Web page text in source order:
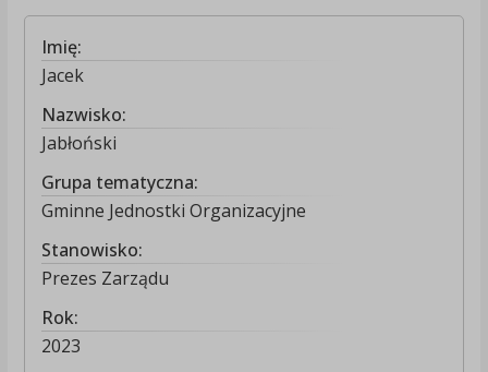
Imię:
Jacek
Nazwisko:
Jabłoński
Grupa tematyczna:
Gminne Jednostki Organizacyjne
Stanowisko:
Prezes Zarządu
Rok:
2023